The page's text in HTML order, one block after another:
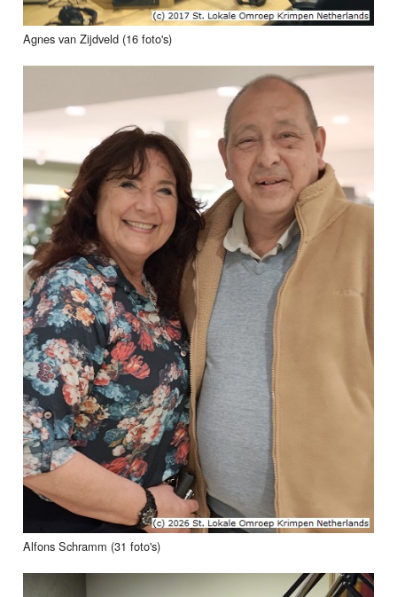
Agnes van Zijdveld (16 foto's)
Alfons Schramm (31 foto's)